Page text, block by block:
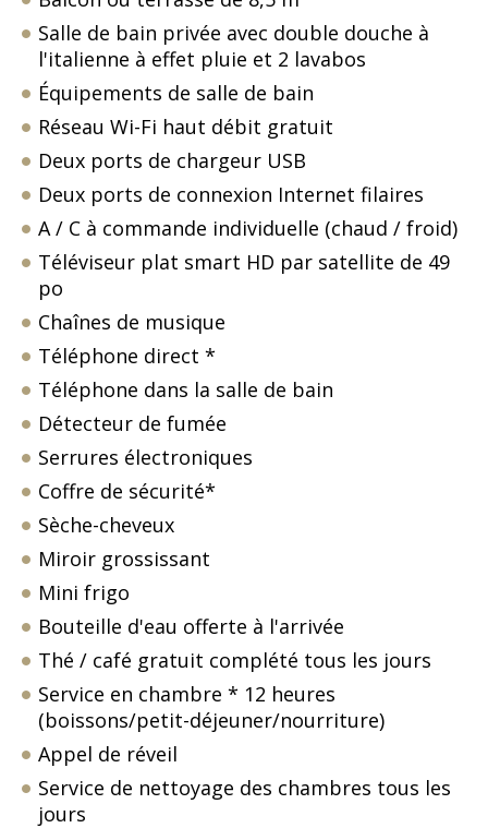
Salle de bain privée avec double douche à
l'italienne à effet pluie et 2 lavabos
Équipements de salle de bain
Réseau Wi-Fi haut débit gratuit
Deux ports de chargeur USB
Deux ports de connexion Internet filaires
A / C à commande individuelle (chaud / froid)
Téléviseur plat smart HD par satellite de 49
po
Chaînes de musique
Téléphone direct *
Téléphone dans la salle de bain
Détecteur de fumée
Serrures électroniques
Coffre de sécurité*
Sèche-cheveux
Miroir grossissant
Mini frigo
Bouteille d'eau offerte à l'arrivée
Thé / café gratuit complété tous les jours
Service en chambre * 12 heures
(boissons/petit-déjeuner/nourriture)
Appel de réveil
Service de nettoyage des chambres tous les
jours